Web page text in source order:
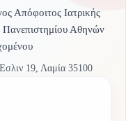
Απόφοιτος Ιατρικής
Πανεπιστημίου Αθηνών
19, Λαμία 35100